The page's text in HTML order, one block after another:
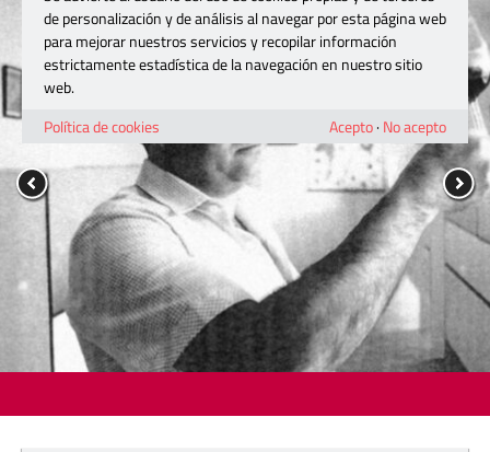
de personalización y de análisis al navegar por esta página web
para mejorar nuestros servicios y recopilar información
estrictamente estadística de la navegación en nuestro sitio
web.
Política de cookies
Acepto· No acepto